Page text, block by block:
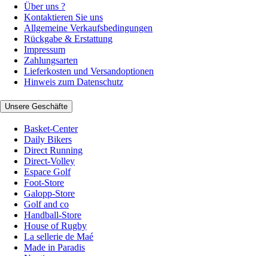
Über uns ?
Kontaktieren Sie uns
Allgemeine Verkaufsbedingungen
Rückgabe & Erstattung
Impressum
Zahlungsarten
Lieferkosten und Versandoptionen
Hinweis zum Datenschutz
Unsere Geschäfte
Basket-Center
Daily Bikers
Direct Running
Direct-Volley
Espace Golf
Foot-Store
Galopp-Store
Golf and co
Handball-Store
House of Rugby
La sellerie de Maé
Made in Paradis